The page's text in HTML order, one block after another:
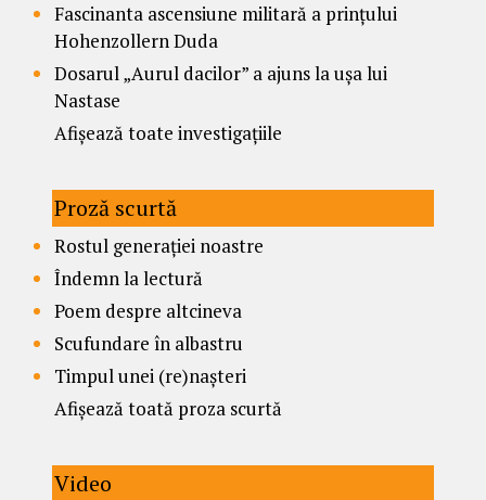
Fascinanta ascensiune militară a prințului
Hohenzollern Duda
Dosarul „Aurul dacilor” a ajuns la ușa lui
Nastase
Afișează toate investigațiile
Proză scurtă
Rostul generației noastre
Îndemn la lectură
Poem despre altcineva
Scufundare în albastru
Timpul unei (re)nașteri
Afișează toată proza scurtă
Video